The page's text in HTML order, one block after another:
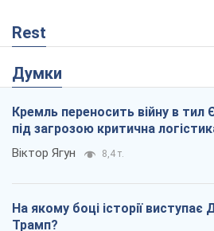
Rest
Думки
Кремль переносить війну в тил
під загрозою критична
Віктор Ягун 8,4 т.
На якому боці історії виступає
Трамп?